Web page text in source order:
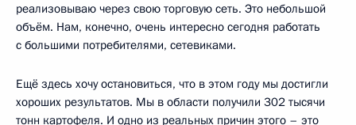
реализовываю через свою торговую сеть. Это небольшой
объём. Нам, конечно, очень интересно сегодня работать
с большими потребителями, сетевиками.
Ещё здесь хочу остановиться, что в этом году мы достигли
хороших результатов. Мы в области получили 302 тысячи
тонн картофеля. И одно из реальных причин этого – это